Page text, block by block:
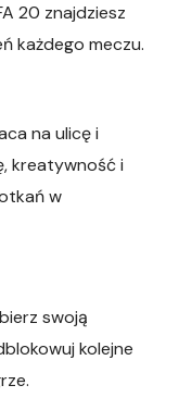
20 znajdziesz
każdego meczu.
na ulicę i
kreatywność i
w
swoją
kolejne